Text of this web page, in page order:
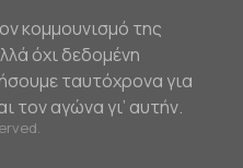
κομμουνισμό της
όχι δεδομένη
ταυτόχρονα για
τον αγώνα γι’ αυτήν.